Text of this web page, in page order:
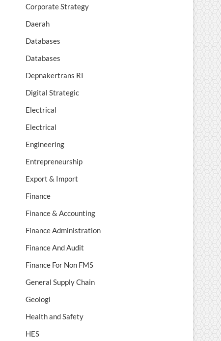
Corporate Strategy
Daerah
Databases
Databases
Depnakertrans RI
Digital Strategic
Electrical
Electrical
Engineering
Entrepreneurship
Export & Import
Finance
Finance & Accounting
Finance Administration
Finance And Audit
Finance For Non FMS
General Supply Chain
Geologi
Health and Safety
HES